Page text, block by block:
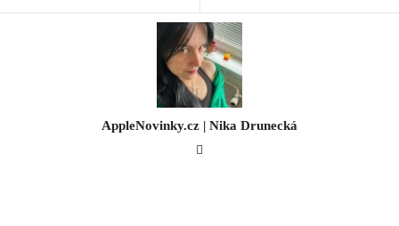
AppleNovinky.cz | Nika Drunecká